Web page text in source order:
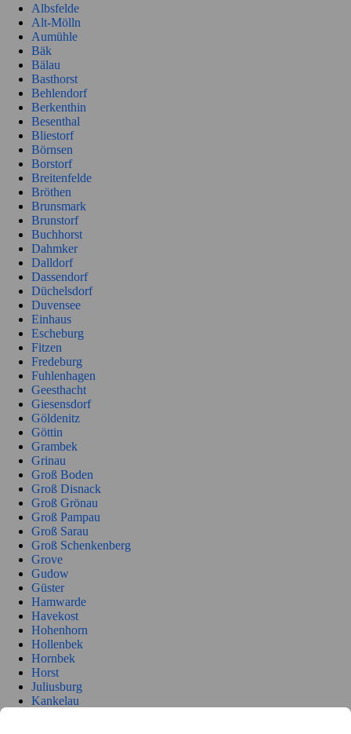
Albsfelde
Alt-Mölln
Aumühle
Bäk
Bälau
Basthorst
Behlendorf
Berkenthin
Besenthal
Bliestorf
Börnsen
Borstorf
Breitenfelde
Bröthen
Brunsmark
Brunstorf
Buchhorst
Dahmker
Dalldorf
Dassendorf
Düchelsdorf
Duvensee
Einhaus
Escheburg
Fitzen
Fredeburg
Fuhlenhagen
Geesthacht
Giesensdorf
Göldenitz
Göttin
Grambek
Grinau
Groß Boden
Groß Disnack
Groß Grönau
Groß Pampau
Groß Sarau
Groß Schenkenberg
Grove
Gudow
Güster
Hamwarde
Havekost
Hohenhorn
Hollenbek
Hornbek
Horst
Juliusburg
Kankelau